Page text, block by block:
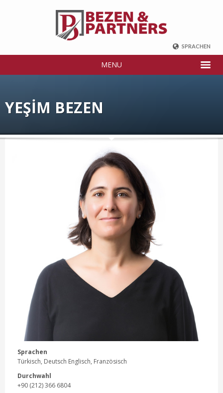
SPRACHEN
MENU
YEŞİM BEZEN
Sprachen
Türkisch, Deutsch Englisch, Französisch
Durchwahl
+90 (212) 366 6804